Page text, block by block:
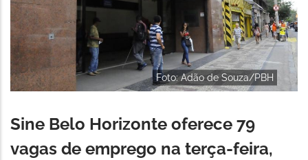
Foto: Adão de Souza/PBH
Sine Belo Horizonte oferece 79
vagas de emprego na terça-feira,